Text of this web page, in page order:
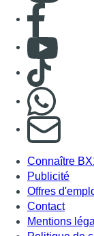
Offres d'emploi
Contact
Mentions
Politique de
Gérer les cookies